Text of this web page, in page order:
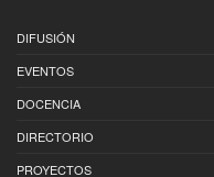
DIFUSIÓN
EVENTOS
DOCENCIA
DIRECTORIO
PROYECTOS